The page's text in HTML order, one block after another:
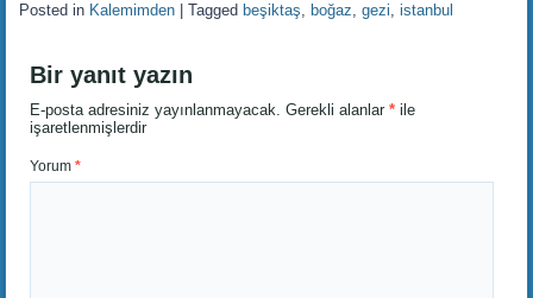
Posted in Kalemimden |Tagged beşiktaş, boğaz,gezi,istanbul
Bir yanıt yazın
E-posta adresiniz yayınlanmayacak. Gerekli alanlar* ile
işaretlenmişlerdir
Yorum*